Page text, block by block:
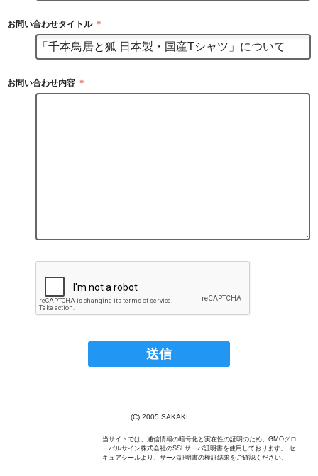
お問い合わせタイトル ＊
お問い合わせ内容 ＊
(C) 2005 SAKAKI
当サイトでは、通信情報の暗号化と実在性の証明のため、GMOグロ
ーバルサイン株式会社のSSLサーバ証明書を使用しております。 セ
キュアシールより、サーバ証明書の検証結果をご確認ください。